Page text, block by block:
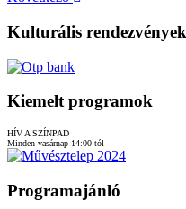
Kulturális
Kiemelt programok
HÍV A SZÍNPAD
Minden vasárnap 14:00-tól
Programajánló